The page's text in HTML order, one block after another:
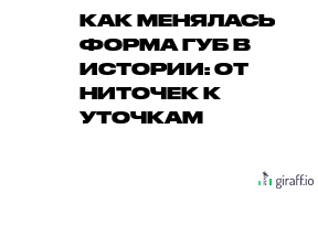
КАК МЕНЯЛАСЬ
ФОРМА ГУБ В
ИСТОРИИ: ОТ
НИТОЧЕК К
УТОЧКАМ